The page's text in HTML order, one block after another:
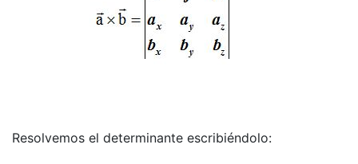
Resolvemos el determinante escribiéndolo: